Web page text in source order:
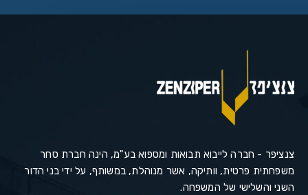
צנציפר - חברה לייבוא תבואות ומספוא בע"מ, הינה חברת סחר
משפחתית פרטית, וותיקה, אשר מנוהלת, במשותף, על ידי בני הדור
השני והשלישי של המשפחה.